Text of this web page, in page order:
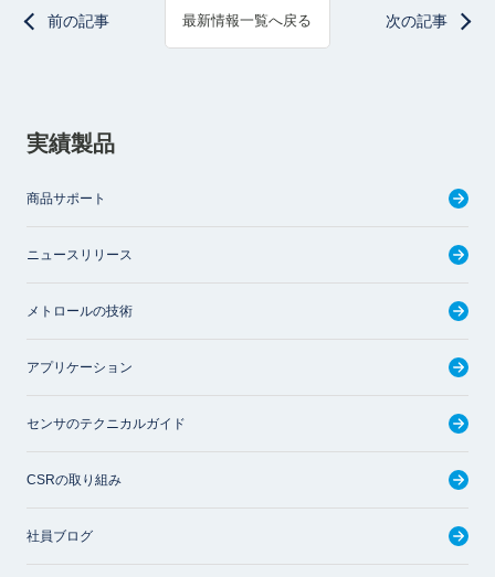
前の記事 最新情報一覧へ戻る 次の記事
実績製品
商品サポート
ニュースリリース
メトロールの技術
アプリケーション
センサのテクニカルガイド
CSRの取り組み
社員ブログ